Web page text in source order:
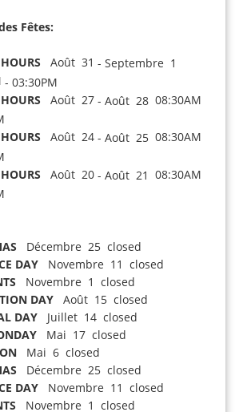
Fêtes:
Août 31 - Septembre 1
- 03:30PM
Août 27 - Août 2808:30AM
Août 24 - Août 2508:30AM
Août 20 - Août 21 08:30AM
Décembre 25 closed
DAYNovembre 11 closed
Novembre 1 closed
DAYAoût 15 closed
DAYJuillet 14 closed
Mai 17 closed
Mai 6 closed
Décembre 25 closed
DAYNovembre 11 closed
Novembre 1 closed